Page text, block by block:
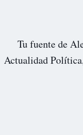
Tu fuente de
Actualidad